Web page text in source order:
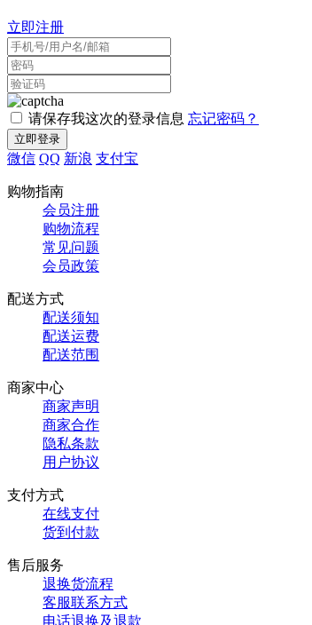
立即注册
请保存我这次的登录信息 忘记密码？
微信 QQ 新浪 支付宝
购物指南
会员注册
购物流程
常见问题
会员政策
配送方式
配送须知
配送运费
配送范围
商家中心
商家声明
商家合作
隐私条款
用户协议
支付方式
在线支付
货到付款
售后服务
退换货流程
客服联系方式
电话退换及退款